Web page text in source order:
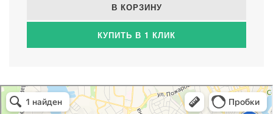
В КОРЗИНУ
КУПИТЬ В 1 КЛИК
Атриум-Крым
Системы водоснабжения, отопления, канализации в Севастополе
Снабжение строительных объектов в Севастополе